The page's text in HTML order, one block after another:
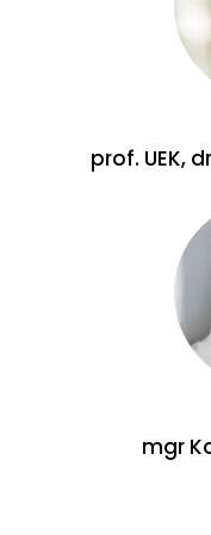
prof. UEK,
mgr